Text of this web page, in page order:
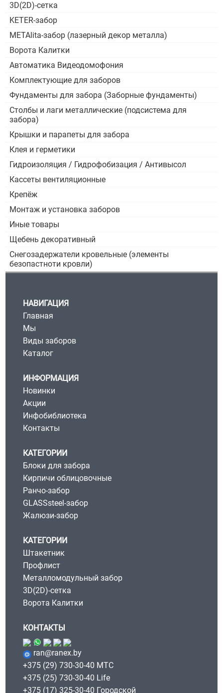
3D(2D)-сетка
KETER-забор
METAlita-забор (лазерный декор металла)
Ворота Калитки
Автоматика Видеодомофония
Комплектующие для заборов
Фундаменты для забора (Заборные фундаменты)
Столбы и лаги металлические (подсистема для
забора)
Крышки и парапеты для забора
Клея и герметики
Гидроизоляция / Гидрофобизация / Антивысол
Кассеты вентиляционные
Крепёж
Монтаж и установка заборов
Иные товары
Щебень декоративный
Снегозадержатели кровельные (элементы
безопастноти кровли)
НАВИГАЦИЯ
Главная
Мы
Виды заборов
Каталог
ИНФОРМАЦИЯ
Новинки
Акции
Инфобиблиотека
Контакты
КАТЕГОРИИ
Блоки для забора
Кирпичи облицовочные
Ранчо-забор
GLASSsteel-забор
Жалюзи-забор
КАТЕГОРИИ
Штакетник
Профлист
Металломодульный забор
3D(2D)-сетка
Ворота Калитки
КОНТАКТЫ
ran@ranex.by
+375 (29) 730-30-40 МТС
+375 (25) 730-30-40 Life
+375 (17) 325-30-40 Городской